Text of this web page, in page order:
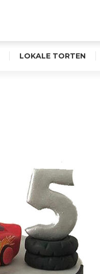
LOKALE TORTEN